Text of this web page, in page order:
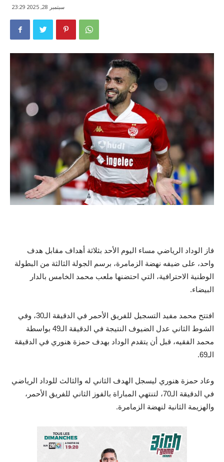
سبتمبر 28, 2025 23:29
فاز الوداد الرياضي مساء اليوم الأحد بثلاثة أهداف مقابل هدف
واحد، على ضيفه نهضة الزمامرة، برسم الجولة الثالثة من البطولة
الوطنية الاحترافية، التي احتضنها ملعب محمد الخامس بالدار
البيضاء.
افتتح محمد مفيد التسجيل للفريق الأحمر في الدقيقة الـ30، وفي
الشوط الثاني عدل الضيوف النتيجة في الدقيقة الـ49 بواسطة
محمد الفقيه، قبل أن يتقدم الوداد بهدف حمزة هنوري في الدقيقة
الـ69.
وعاد حمزة هنوري ليسجل الهدف الثاني له والثالث للوداد الرياضي
في الدقيقة الـ70، لتنتهي المباراة بالفوز الثاني للفريق الأحمر،
والهزيمة الثانية لنهضة الزمامرة.